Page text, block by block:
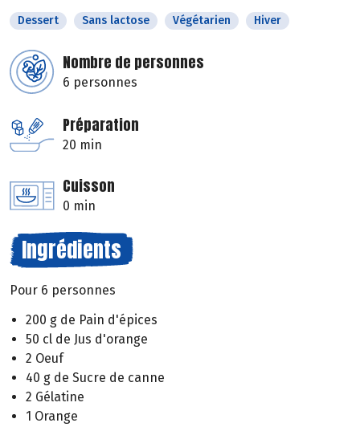
Dessert Sans lactose Végétarien Hiver
Nombre de personnes
6 personnes
Préparation
20 min
Cuisson
0 min
Ingrédients
Pour 6 personnes
200 g de Pain d'épices
50 cl de Jus d'orange
2 Oeuf
40 g de Sucre de canne
2 Gélatine
1 Orange